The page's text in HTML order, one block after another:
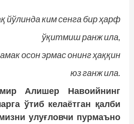
йўлинда ким сенга бир ҳарф
ўқитмиш ранж ила,
осон эрмас онинг ҳаққин
юз ганж ила.
Алишер Навоийнинг
ўтиб келаётган қалби
улуғловчи пурмаъно